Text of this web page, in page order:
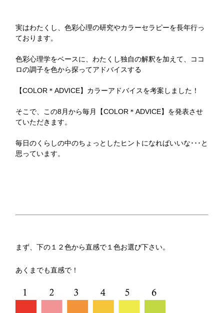
実はわたくし、色彩心理の研究やカラーセラピーを長年行っ
ております。
色彩心理学をベースに、わたくし独自の解釈を加えて、ココ
ロの調子を色から探ってアドバイスする
【COLOR＊ADVICE】カラーアドバイスを考案しました！
そこで、この8月から毎月【COLOR＊ADVICE】を発表させ
ていただきます。
毎日のくらしの中のちょっとしたヒントになればいいな･･･と
思っています。
まず、下の１２色から直感で１色お選び下さい。
あくまでも直感で！